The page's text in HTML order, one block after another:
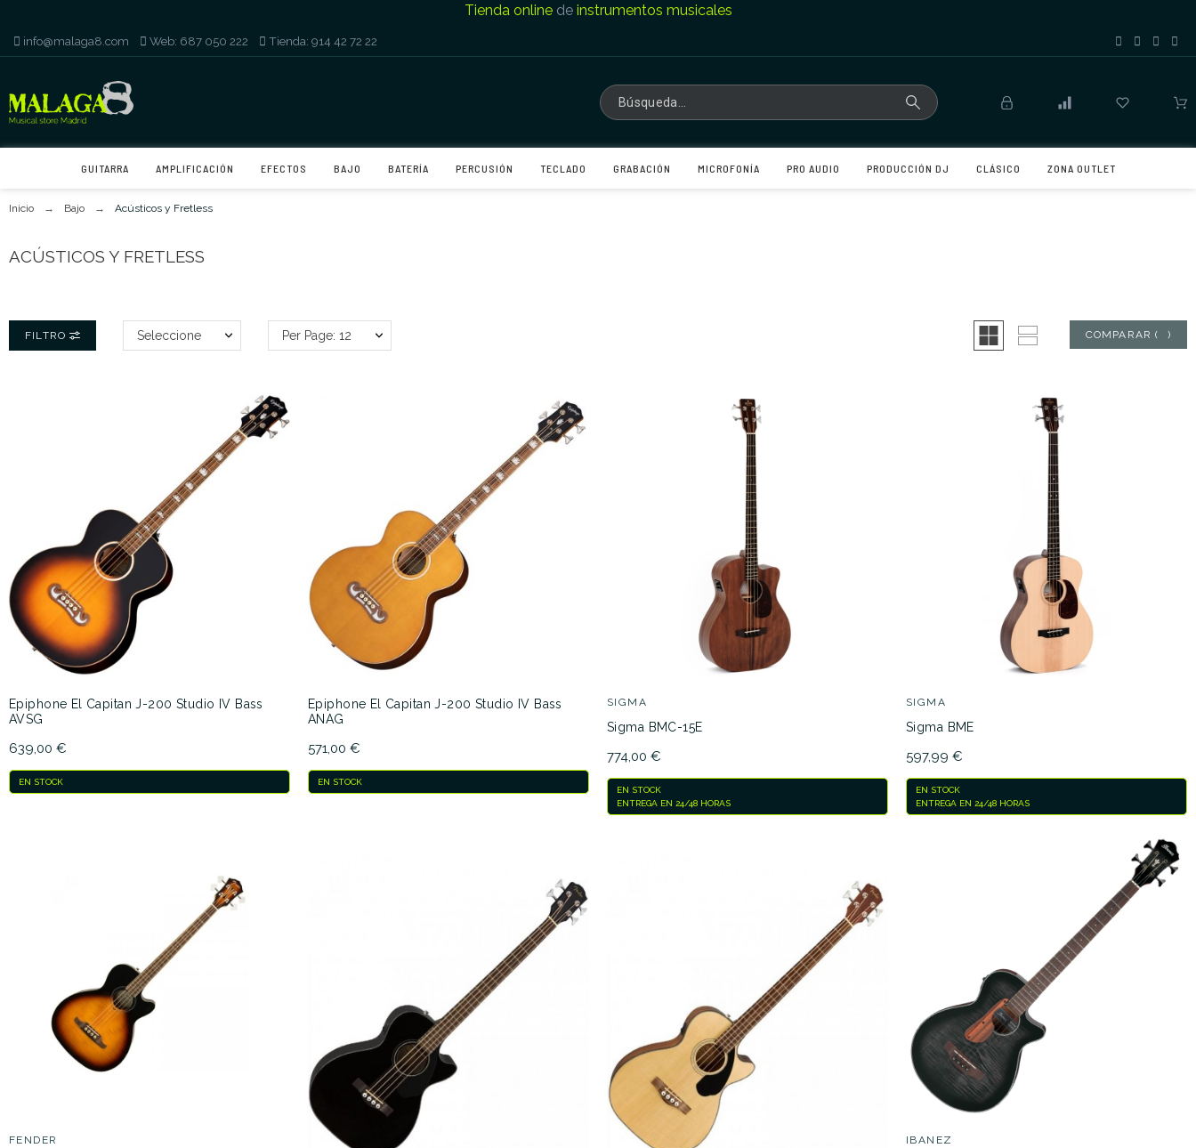
Tienda onlinede instrumentos musicales
info@malaga8.com Web: 687 050 222 Tienda: 914 42 72 22
GUITARRA AMPLIFICACIÓN EFECTOS BAJO BATERÍA PERCUSIÓN TECLADO GRABACIÓN MICROFONÍA PRO AUDIO PRODUCCIÓN DJ CLÁSICO ZONA OUTLET
Inicio Bajo Acústicos y Fretless
ACÚSTICOS Y FRETLESS
FILTRO Seleccione COMPARAR ( )
Per Page: 12
Epiphone El Capitan J-200 Studio IV Bass
AVSG
639,00 €
EN STOCK
Epiphone El Capitan J-200 Studio IV Bass
ANAG
571,00 €
EN STOCK
SIGMA
Sigma BMC-15E
774,00 €
EN STOCK
ENTREGA EN 24/48 HORAS
SIGMA
Sigma BME
597,99 €
EN STOCK
ENTREGA EN 24/48 HORAS
FENDER IBANEZ